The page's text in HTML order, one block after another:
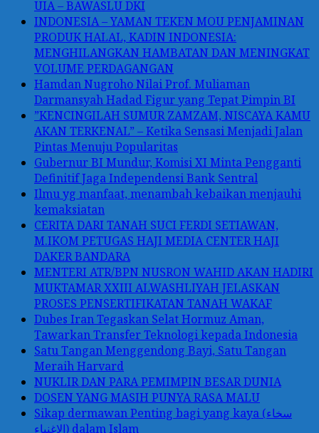
UIA – BAWASLU DKI
INDONESIA – YAMAN TEKEN MOU PENJAMINAN
PRODUK HALAL, KADIN INDONESIA:
MENGHILANGKAN HAMBATAN DAN MENINGKAT
VOLUME PERDAGANGAN
Hamdan Nugroho Nilai Prof. Muliaman
Darmansyah Hadad Figur yang Tepat Pimpin BI
”KENCINGILAH SUMUR ZAMZAM, NISCAYA KAMU
AKAN TERKENAL” – Ketika Sensasi Menjadi Jalan
Pintas Menuju Popularitas
Gubernur BI Mundur, Komisi XI Minta Pengganti
Definitif Jaga Independensi Bank Sentral
Ilmu yg manfaat, menambah kebaikan menjauhi
kemaksiatan
CERITA DARI TANAH SUCI FERDI SETIAWAN,
M.IKOM PETUGAS HAJI MEDIA CENTER HAJI
DAKER BANDARA
MENTERI ATR/BPN NUSRON WAHID AKAN HADIRI
MUKTAMAR XXIII ALWASHLIYAH JELASKAN
PROSES PENSERTIFIKATAN TANAH WAKAF
Dubes Iran Tegaskan Selat Hormuz Aman,
Tawarkan Transfer Teknologi kepada Indonesia
Satu Tangan Menggendong Bayi, Satu Tangan
Meraih Harvard
NUKLIR DAN PARA PEMIMPIN BESAR DUNIA
DOSEN YANG MASIH PUNYA RASA MALU
Sikap dermawan Penting bagi yang kaya (سخاء
الاغنياء) dalam Islam